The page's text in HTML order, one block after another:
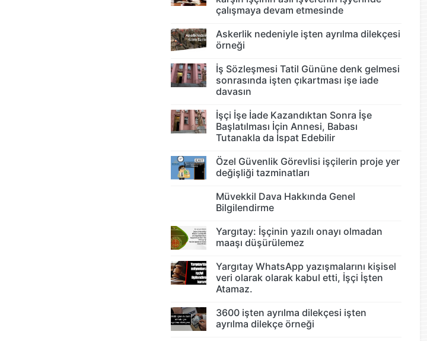
çalışmaya devam etmesinde
Askerlik nedeniyle işten ayrılma dilekçesi
örneği
İş Sözleşmesi Tatil Gününe denk gelmesi
sonrasında işten çıkartması işe iade
davasın
İşçi İşe İade Kazandıktan Sonra İşe
Başlatılması İçin Annesi, Babası
Tutanakla da İspat Edebilir
Özel Güvenlik Görevlisi işçilerin proje yer
değişliği tazminatları
Müvekkil Dava Hakkında Genel
Bilgilendirme
Yargıtay: İşçinin yazılı onayı olmadan
maaşı düşürülemez
Yargıtay WhatsApp yazışmalarını kişisel
veri olarak olarak kabul etti, İşçi İşten
Atamaz.
3600 işten ayrılma dilekçesi işten
ayrılma dilekçe örneği